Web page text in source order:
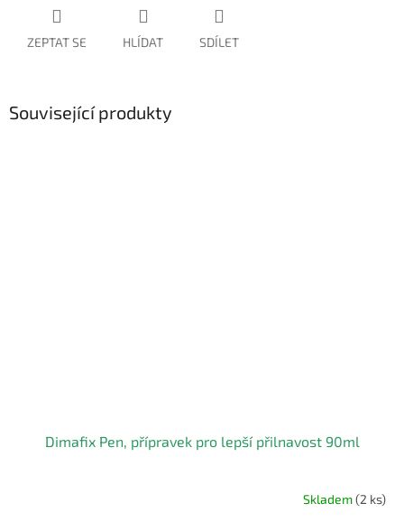
ZEPTAT SE HLÍDAT SDÍLET
Související produkty
Dimafix Pen, přípravek pro lepší přilnavost 90ml
Skladem(2 ks)